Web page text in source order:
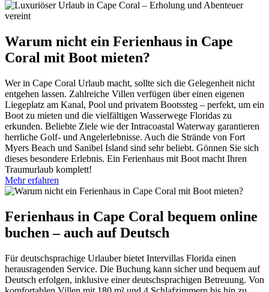
Warum nicht ein Ferienhaus in Cape
Coral mit Boot mieten?
Wer in Cape Coral Urlaub macht, sollte sich die Gelegenheit nicht
entgehen lassen. Zahlreiche Villen verfügen über einen eigenen
Liegeplatz am Kanal, Pool und privatem Bootssteg – perfekt, um ein
Boot zu mieten und die vielfältigen Wasserwege Floridas zu
erkunden. Beliebte Ziele wie der Intracoastal Waterway garantieren
herrliche Golf- und Angelerlebnisse. Auch die Strände von Fort
Myers Beach und Sanibel Island sind sehr beliebt. Gönnen Sie sich
dieses besondere Erlebnis. Ein Ferienhaus mit Boot macht Ihren
Traumurlaub komplett!
Mehr erfahren
Ferienhaus in Cape Coral bequem online
buchen – auch auf Deutsch
Für deutschsprachige Urlauber bietet Intervillas Florida einen
herausragenden Service. Die Buchung kann sicher und bequem auf
Deutsch erfolgen, inklusive einer deutschsprachigen Betreuung. Von